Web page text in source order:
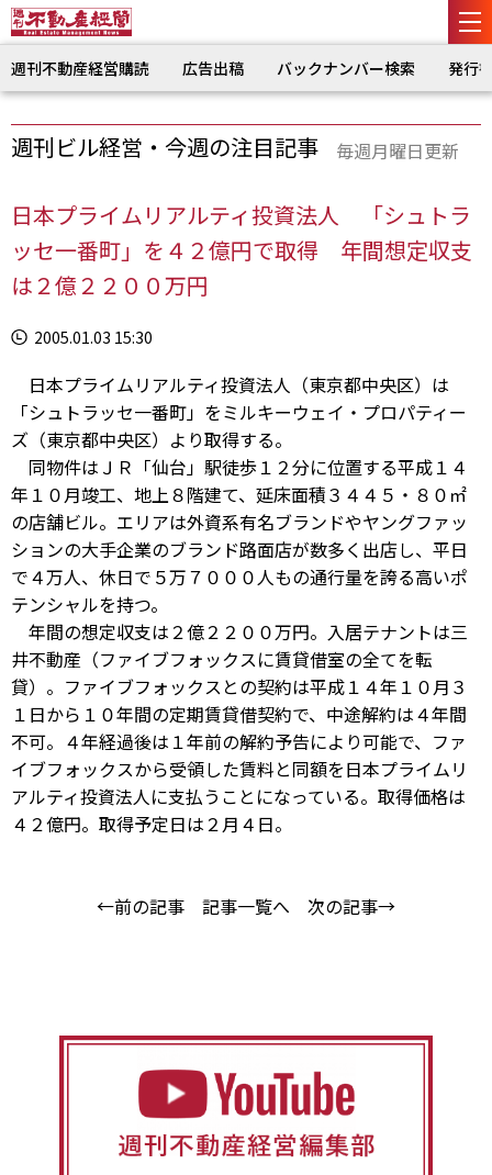
週刊不動産経営購読 広告出稿 バックナンバー検索 発行
週刊ビル経営・今週の注目記事 毎週月曜日更新
日本プライムリアルティ投資法人 「シュトラ
ッセ一番町」を４２億円で取得 年間想定収支
は２億２２００万円
2005.01.03 15:30
日本プライムリアルティ投資法人（東京都中央区）は
「シュトラッセ一番町」をミルキーウェイ・プロパティー
ズ（東京都中央区）より取得する。
同物件はＪＲ「仙台」駅徒歩１２分に位置する平成１４
年１０月竣工、地上８階建て、延床面積３４４５・８０㎡
の店舗ビル。エリアは外資系有名ブランドやヤングファッ
ションの大手企業のブランド路面店が数多く出店し、平日
で４万人、休日で５万７０００人もの通行量を誇る高いポ
テンシャルを持つ。
年間の想定収支は２億２２００万円。入居テナントは三
井不動産（ファイブフォックスに賃貸借室の全てを転
貸）。ファイブフォックスとの契約は平成１４年１０月３
１日から１０年間の定期賃貸借契約で、中途解約は４年間
不可。４年経過後は１年前の解約予告により可能で、ファ
イブフォックスから受領した賃料と同額を日本プライムリ
アルティ投資法人に支払うことになっている。取得価格は
４２億円。取得予定日は２月４日。
←前の記事 記事一覧へ 次の記事→